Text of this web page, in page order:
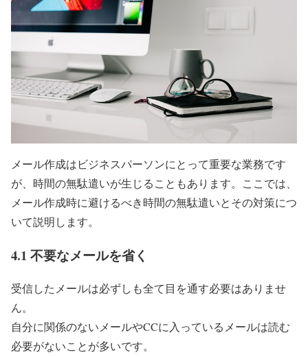
メール作成はビジネスパーソンにとって重要な業務です
が、時間の無駄遣いが生じることもあります。ここでは、
メール作成時に避けるべき時間の無駄遣いとその対策につ
いて説明します。
4.1 不要なメールを省く
受信したメールは必ずしも全て目を通す必要はありませ
ん。
自分に関係のないメールやCCに入っているメールは読む
必要がないことが多いです。